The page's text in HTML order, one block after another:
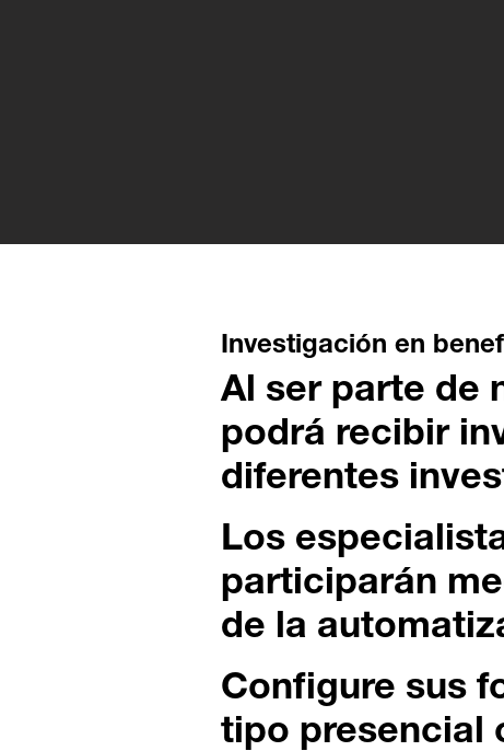
Investigación en
Al ser parte de
podrá recibir
diferentes
Los
participarán
de la
Configure sus
tipo presencial